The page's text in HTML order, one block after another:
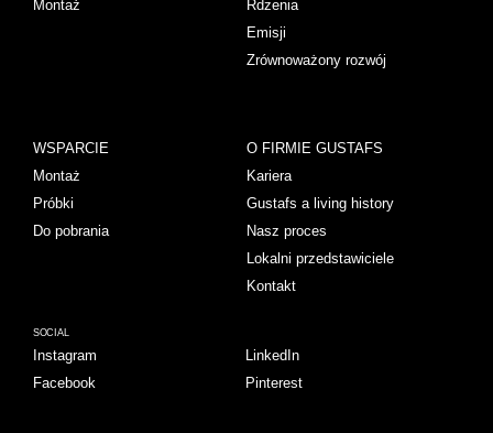
Montaż
Rdzenia
Emisji
Zrównoważony rozwój
WSPARCIE
Montaż
Próbki
Do pobrania
O FIRMIE GUSTAFS
Kariera
Gustafs a living history
Nasz proces
Lokalni przedstawiciele
Kontakt
SOCIAL
Instagram
Facebook
LinkedIn
Pinterest